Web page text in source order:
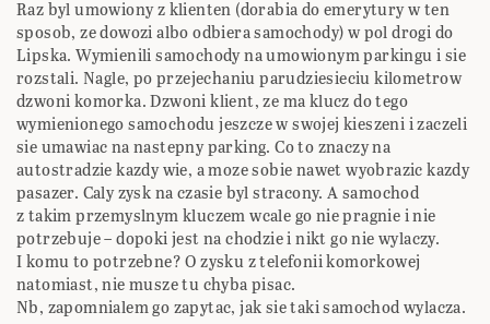
Raz byl umowiony z klienten (dorabia do emerytury w ten
sposob, ze dowozi albo odbiera samochody) w pol drogi do
Lipska. Wymienili samochody na umowionym parkingu i sie
rozstali. Nagle, po przejechaniu parudziesieciu kilometrow
dzwoni komorka. Dzwoni klient, ze ma klucz do tego
wymienionego samochodu jeszcze w swojej kieszeni i zaczeli
sie umawiac na nastepny parking. Co to znaczy na
autostradzie kazdy wie, a moze sobie nawet wyobrazic kazdy
pasazer. Caly zysk na czasie byl stracony. A samochod
z takim przemyslnym kluczem wcale go nie pragnie i nie
potrzebuje – dopoki jest na chodzie i nikt go nie wylaczy.
I komu to potrzebne? O zysku z telefonii komorkowej
natomiast, nie musze tu chyba pisac.
Nb, zapomnialem go zapytac, jak sie taki samochod wylacza.